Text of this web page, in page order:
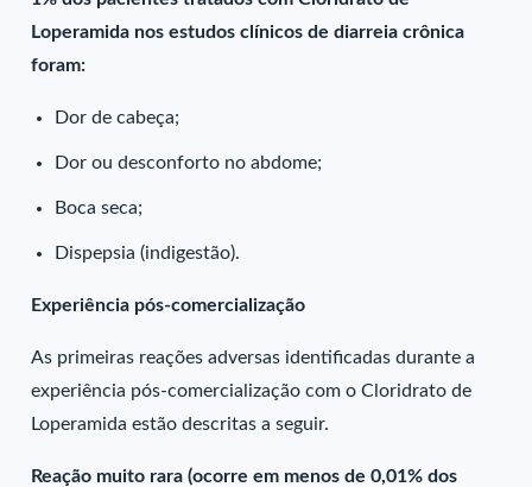
Loperamida nos estudos clínicos de diarreia crônica
foram:
Dor de cabeça;
Dor ou desconforto no abdome;
Boca seca;
Dispepsia (indigestão).
Experiência pós-comercialização
As primeiras reações adversas identificadas durante a
experiência pós-comercialização com o Cloridrato de
Loperamida estão descritas a seguir.
Reação muito rara (ocorre em menos de 0,01% dos